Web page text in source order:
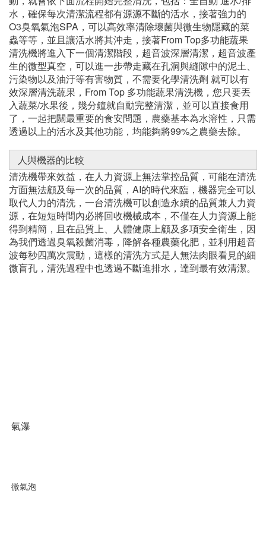
產品介紹 :
From Top 多功能蔬果超音波清洗機，它具備 可強力殺菌的
O3氣瀑以及高頻振動超音波清洗科技，讓您可以放心 給家
人及顧客安心的蔬果，能保持清潔與新鮮，只需要一鍵啟
動，就會依下面流程開始完整清洗，包括：全自動 進水/排
水，確保每次清潔流程都有源源不斷的活水，接著強力的
O3臭氧氣泡SPA，可以高效率清除壞菌與微生物隱藏的菜
蟲等等，並且讓活水將其沖走，接著From Top多功能蔬果
清洗機將進入下一個清潔階段，超音波深層清潔，超音波產
生的微型真空，可以進一步帶走藏在孔洞與縫隙中的泥土、
污染物以及油汙等有害物質，不需要化學清洗劑 就可以有
效深層清洗蔬果，From Top 多功能蔬果清洗機，您只要丟
入蔬菜/水果後，幾分鐘就自動完整清潔，並可以直接食用
了，一起把關最重要的食安問題，農藥基本為水溶性，只需
透過以上的活水及其他功能，均能夠將99%之農藥去除。
人與機器的比較
清洗機帶來效益，在人力資源上無法掌控品質，可能在清洗
方面無法顧及每一次的品質，AI的時代來臨，機器完全可以
取代人力的清洗，一台清洗機可以創造永續的品質兼人力資
源，在短短時間內必將回收機械成本，不僅在人力資源上能
氣瀑